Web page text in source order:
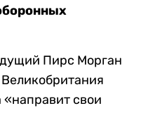
Пирс Морган
«направит свои